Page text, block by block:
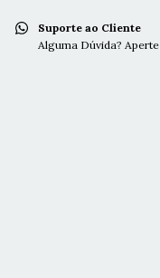
Suporte ao Cliente
Alguma Dúvida?